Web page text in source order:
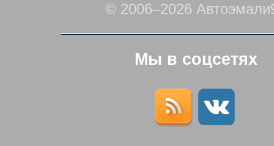
© 2006–2026
Мы в соцсетях